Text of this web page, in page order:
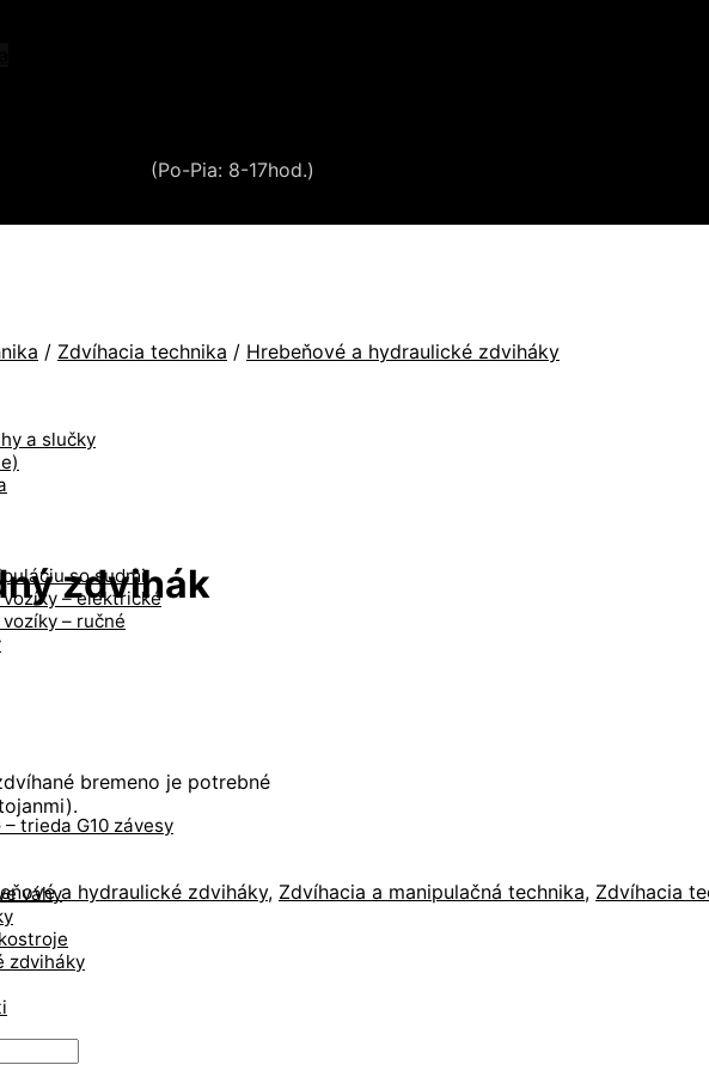
(Po-Pia: 8-17hod.)
a slučky
so sudmi
– elektrické
– ručné
trieda G10 závesy
váhy
zdviháky
/ Zdvíhacia technika / Hrebeňové a hydraulické zdviháky
zdvihák
bremeno je potrebné
a hydraulické zdviháky, Zdvíhacia a manipulačná technika, Zdvíhacia